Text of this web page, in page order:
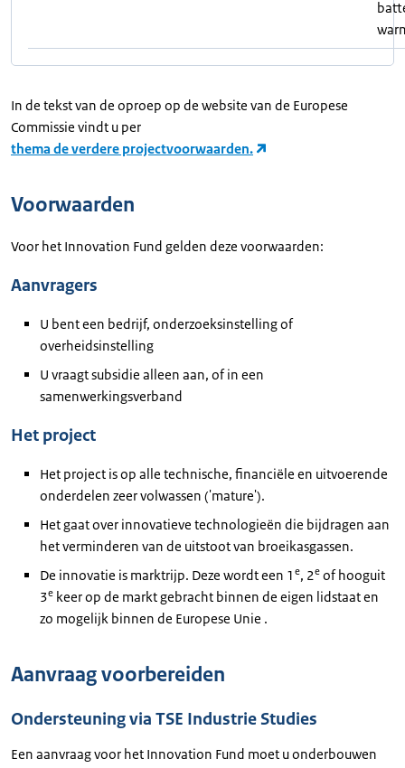
In de tekst van de oproep op de website van de Europese
Commissie vindt u per
thema de verdere projectvoorwaarden.
Voorwaarden
Voor het Innovation Fund gelden deze voorwaarden:
Aanvragers
U bent een bedrijf, onderzoeksinstelling of
overheidsinstelling
U vraagt subsidie alleen aan, of in een
samenwerkingsverband
Het project
Het project is op alle technische, financiële en uitvoerende
onderdelen zeer volwassen ('mature').
Het gaat­ over innovatieve technologieën die bijdragen aan
het verminderen van de uitstoot van broeikasgassen.
De innovatie is marktrijp. Deze wordt een 1 e, 2e of hooguit
3e keer op de markt gebracht binnen de eigen lidstaat en
zo mogelijk binnen de Europese Unie .
Aanvraag voorbereiden
Ondersteuning via TSE Industrie Studies
Een aanvraag voor het Innovation Fund moet u onderbouwen